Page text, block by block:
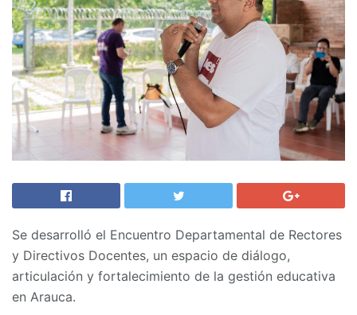
Se desarrolló el Encuentro Departamental de Rectores
y Directivos Docentes, un espacio de diálogo,
articulación y fortalecimiento de la gestión educativa
en Arauca.